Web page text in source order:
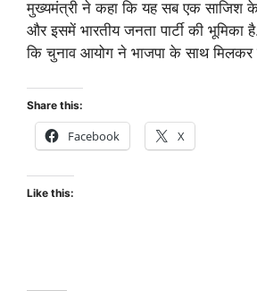
मुख्यमंत्री ने कहा कि यह सब एक साजिश
और इसमें भारतीय जनता पार्टी की भूमिका
कि चुनाव आयोग ने भाजपा के साथ मिलकर
Share this:
Facebook X
Like this: